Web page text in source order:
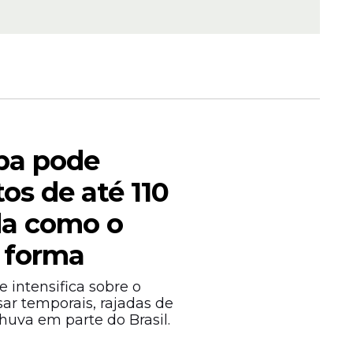
pode
pode
de até 110
como o
intensifica sobre o
temporais, rajadas de
em parte do Brasil.